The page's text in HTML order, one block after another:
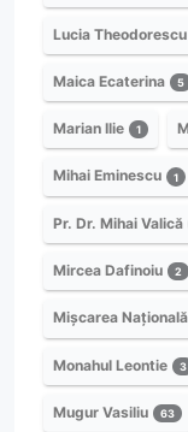
Lucia Theodorescu
Maica Ecaterina 5
Marian Ilie 1
Mihai Eminescu 1
Pr. Dr. Mihai Valică
Mircea Dafinoiu 2
Mișcarea
Monahul Leontie 3
Mugur Vasiliu 63